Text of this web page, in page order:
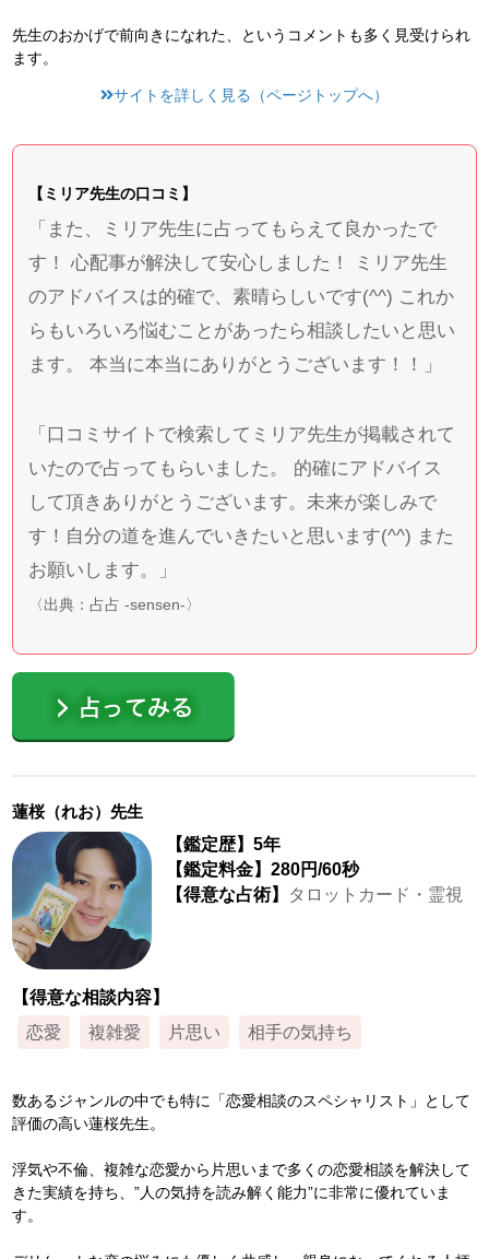
先生のおかげで前向きになれた、というコメントも多く見受けられ
ます。
サイトを詳しく見る（ページトップへ）
【ミリア先生の口コミ】
「また、ミリア先生に占ってもらえて良かったで
す！ 心配事が解決して安心しました！ ミリア先生
のアドバイスは的確で、素晴らしいです(^^) これか
らもいろいろ悩むことがあったら相談したいと思い
ます。 本当に本当にありがとうございます！！」
「口コミサイトで検索してミリア先生が掲載されて
いたので占ってもらいました。 的確にアドバイス
して頂きありがとうございます。未来が楽しみで
す！自分の道を進んでいきたいと思います(^^) また
お願いします。」
〈出典：占占 -sensen-〉
蓮桜（れお）先生
【鑑定歴】5年
【鑑定料金】280円/60秒
【得意な占術】 タロットカード・霊視
【得意な相談内容】
恋愛
複雑愛 片思い 相手の気持ち
数あるジャンルの中でも特に「恋愛相談のスペシャリスト」として
評価の高い蓮桜先生。
浮気や不倫、複雑な恋愛から片思いまで多くの恋愛相談を解決して
きた実績を持ち、”人の気持を読み解く能力”に非常に優れていま
す。